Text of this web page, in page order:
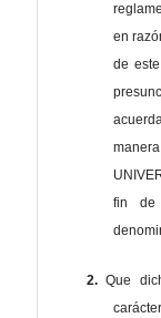
en
de
fin de
2. Que